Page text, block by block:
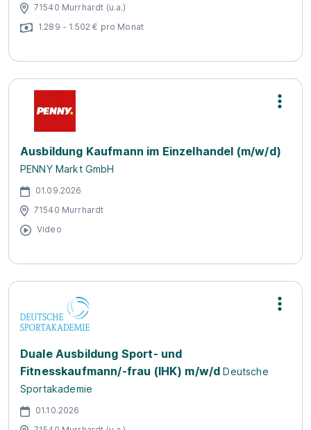
71540 Murrhardt (u.a.)
1.289 - 1.502 € pro Monat
Ausbildung Kaufmann im Einzelhandel (m/w/d)
PENNY Markt GmbH
01.09.2026
71540 Murrhardt
Video
Duale Ausbildung Sport- und
Fitnesskaufmann/-frau (IHK) m/w/d Deutsche
Sportakademie
01.10.2026